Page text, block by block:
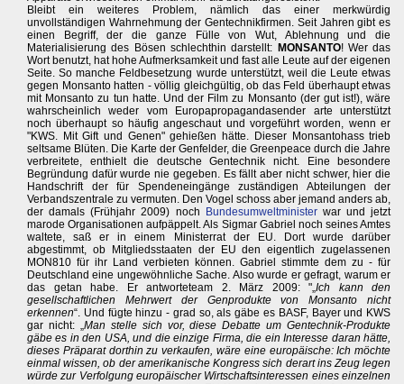
Bleibt ein weiteres Problem, nämlich das einer merkwürdig
unvollständigen Wahrnehmung der Gentechnikfirmen. Seit Jahren gibt es
einen Begriff, der die ganze Fülle von Wut, Ablehnung und die
Materialisierung des Bösen schlechthin darstellt: MONSANTO! Wer das
Wort benutzt, hat hohe Aufmerksamkeit und fast alle Leute auf der eigenen
Seite. So manche Feldbesetzung wurde unterstützt, weil die Leute etwas
gegen Monsanto hatten - völlig gleichgültig, ob das Feld überhaupt etwas
mit Monsanto zu tun hatte. Und der Film zu Monsanto (der gut ist!), wäre
wahrscheinlich weder vom Europapropagandasender arte unterstützt
noch überhaupt so häufig angeschaut und vorgeführt worden, wenn er
"KWS. Mit Gift und Genen" gehießen hätte. Dieser Monsantohass trieb
seltsame Blüten. Die Karte der Genfelder, die Greenpeace durch die Jahre
verbreitete, enthielt die deutsche Gentechnik nicht. Eine besondere
Begründung dafür wurde nie gegeben. Es fällt aber nicht schwer, hier die
Handschrift der für Spendeneingänge zuständigen Abteilungen der
Verbandszentrale zu vermuten. Den Vogel schoss aber jemand anders ab,
der damals (Frühjahr 2009) noch
Bundesumweltministerwar und jetzt
marode Organisationen aufpäppelt. Als Sigmar Gabriel noch seines Amtes
waltete, saß er in einem Ministerrat der EU. Dort wurde darüber
abgestimmt, ob Mitgliedsstaaten der EU den eigentlich zugelassenen
MON810 für ihr Land verbieten können. Gabriel stimmte dem zu - für
Deutschland eine ungewöhnliche Sache. Also wurde er gefragt, warum er
das getan habe. Er antworteteam 2. März 2009: "„Ich kann den
gesellschaftlichen Mehrwert der Genprodukte von Monsanto nicht
erkennen“. Und fügte hinzu - grad so, als gäbe es BASF, Bayer und KWS
gar nicht: „Man stelle sich vor, diese Debatte um Gentechnik-Produkte
gäbe es in den USA, und die einzige Firma, die ein Interesse daran hätte,
dieses Präparat dorthin zu verkaufen, wäre eine europäische: Ich möchte
einmal wissen, ob der amerikanische Kongress sich derart ins Zeug legen
würde zur Verfolgung europäischer Wirtschaftsinteressen eines einzelnen